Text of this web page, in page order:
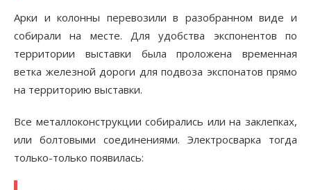
Арки и колонны перевозили в разобранном виде и
собирали на месте. Для удобства экспонентов по
территории выставки была проложена временная
ветка железной дороги для подвоза экспонатов прямо
на территорию выставки.
Все металлоконструкции собирались или на заклепках,
или болтовыми соединениями. Электросварка тогда
только-только появилась: